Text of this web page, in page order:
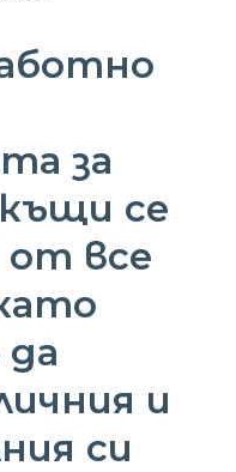
за
се
от все
и
си